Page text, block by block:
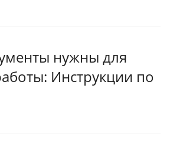
нужны для
Инструкции по